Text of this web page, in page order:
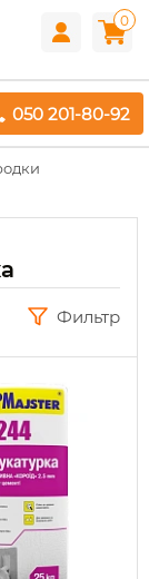
0
050 201-80-92
Фильтр